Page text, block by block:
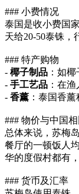
### 小费情况
泰国是收小费国
天给20-50泰铢，
### 特产购物
- 椰子制品 ：如
- 手工艺品 ：在
- 香薰 ：泰国香
### 物价与中国
总体来说，苏梅
餐厅的一顿饭人
华的度假村都有
### 货币及汇率